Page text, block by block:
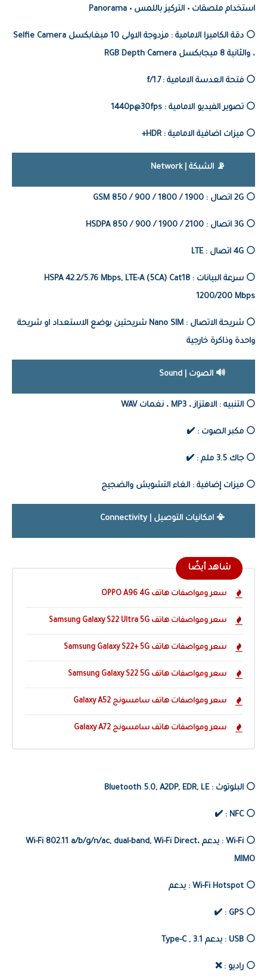
استخدام ملصقات • التركيز باللمس • P anorama
⚪️ دقة الكاميرا الامامية : مزدوجة الاولى 10 ميغابكسل
Selfie Camera
، والثانية 8 ميجابكسل
RGB Depth Camera
⚪️ فتحة العدسة الامامية : 1.7/f
⚪️ تصوير الفيديو الامامية : 1440p@30fps
⚪️ ميزات اضافية الامامية : HDR+
📡 الشبكة | Network
⚪️ 2G اتصال : GSM 850 / 900 / 1800 / 1900
⚪️ 3G اتصال : HSDPA 850 / 900 / 1900 / 2100
⚪️ 4G اتصال : LTE
⚪️ سرعة البيانات : HSPA 42.2/5.76 Mbps, LTE-A (5CA) Cat18
1200/200 Mbps
⚪️ شريحة الاتصال : Nano SIM شريحتين بوضع الاستعداد او شريحة
واحدة وذاكرة خارجية
🔊 الصوت | Sound
⚪️ التنبيه : الاهتزاز ، MP3 ، نغمات WAV
⚪️ مكبر الصوت : ✔️
⚪️ جاك 3.5 ملم : ✔️
⚪️ ميزات إضافية : الغاء التشويش والضجيج
📳 امكانيات التوصيل | Connectivity
شاهد أيضًا
سعر ومواصفات هاتف OPPO A96 4G
سعر ومواصفات هاتف Samsung Galaxy S22 Ultra 5G
سعر ومواصفات هاتف Samsung Galaxy S22+ 5G
سعر ومواصفات هاتف Samsung Galaxy S22 5G
سعر ومواصفات هاتف سامسونج Galaxy A52
سعر ومواصفات هاتف سامسونج Galaxy A72
⚪️ البلوتوث :Bluetooth 5.0, A2DP, EDR, LE
⚪️ NFC : ✔️
⚪️ Wi-Fi : يدعم Wi-Fi 802.11 a/b/g/n/ac, dual-band, Wi-Fi Direct،
MIMO
⚪️ Wi-Fi Hotspot : يدعم
⚪️ GPS : ✔️
⚪️ USB : يدعم 3.1 , Type-C
⚪️ راديو : ❌